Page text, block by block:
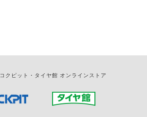
コクピット・タイヤ館 オンラインストア